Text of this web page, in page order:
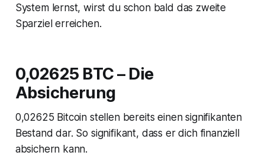
System lernst, wirst du schon bald das zweite
Sparziel erreichen.
0,02625 BTC – Die
Absicherung
0,02625 Bitcoin stellen bereits einen signifikanten
Bestand dar. So signifikant, dass er dich finanziell
absichern kann.